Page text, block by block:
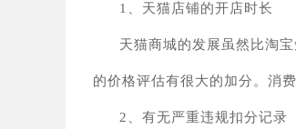
1、 天猫店铺的开店时长
天猫商城的发展虽然比淘
的价格评估有很大的加分。
2、 有无严重违规扣分记